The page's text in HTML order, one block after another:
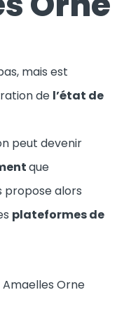
mais est
de l’état de
peut devenir
que
propose alors
plateformes de
Orne